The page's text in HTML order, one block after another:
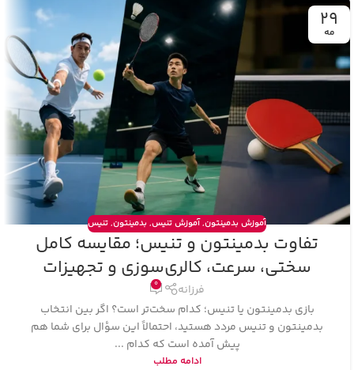
29
مه
آموزش بدمینتون,آموزش تنیس, بدمینتون,تنیس
تفاوت بدمینتون و تنیس؛ مقایسه کامل
سختی، سرعت، کالری‌سوزی و تجهیزات
فرزانه 0
بازی بدمینتون یا تنیس؛ کدام سخت‌تر است؟ اگر بین انتخاب
بدمینتون و تنیس مردد هستید، احتمالاً این سؤال برای شما هم
پیش آمده است که کدام ...
ادامه مطلب